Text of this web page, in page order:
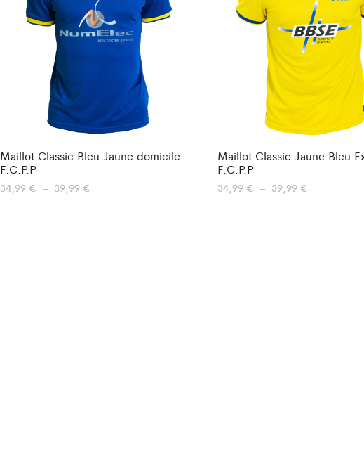
Maillot Classic Bleu Jaune domicile
F.C.P.P
34,99 € – 39,99 €
Maillot Classic Jaune Bleu
F.C.P.P
34,99 € – 39,99 €